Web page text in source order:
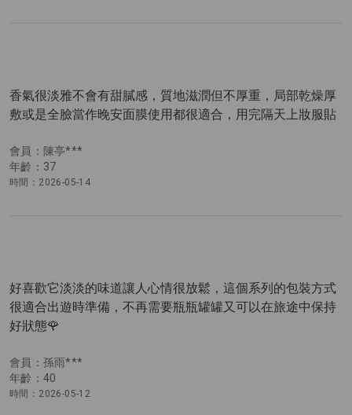
會員：陳亭***
年齡：37
時間：2026-05-14
香氣很淡雅不會有甜膩感，質地滋潤但不厚重，局部乾燥厚
敷或是全臉當作晚安面膜使用都很適合，用完隔天上妝服貼
會員：孫雨***
年齡：40
時間：2026-05-12
好喜歡它淡淡的味道讓人心情很放鬆，這個系列的包裝方式
很適合出遊時準備，不再需要瓶瓶罐罐又可以在旅途中保持
好狀態🌹